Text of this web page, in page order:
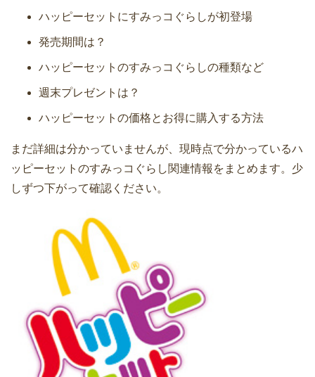
ハッピーセットにすみっコぐらしが初登場
発売期間は？
ハッピーセットのすみっコぐらしの種類など
週末プレゼントは？
ハッピーセットの価格とお得に購入する方法
まだ詳細は分かっていませんが、現時点で分かっているハ
ッピーセットのすみっコぐらし関連情報をまとめます。少
しずつ下がって確認ください。